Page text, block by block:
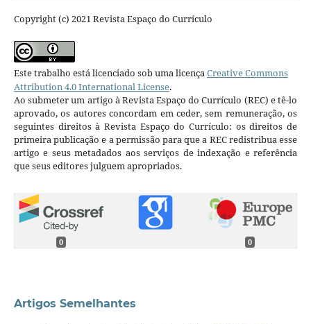
Copyright (c) 2021 Revista Espaço do Currículo
Este trabalho está licenciado sob uma licençaCreative Commons
Attribution 4.0 International License.
Ao submeter um artigo à Revista Espaço do Currículo (REC) e tê-lo
aprovado, os autores concordam em ceder, sem remuneração, os
seguintes direitos à Revista Espaço do Currículo: os direitos de
primeira publicação e a permissão para que a REC redistribua esse
artigo e seus metadados aos serviços de indexação e referência
que seus editores julguem apropriados.
0 0
Artigos Semelhantes